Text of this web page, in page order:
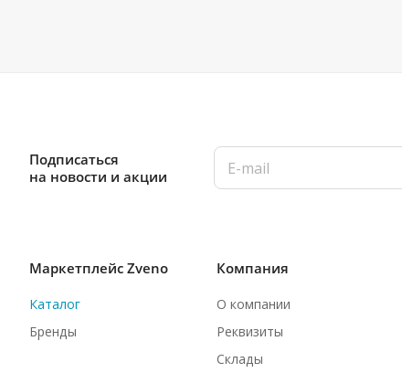
Подписаться
на новости и акции
Маркетплейс Zveno
Каталог
Бренды
Компания
О компании
Реквизиты
Склады